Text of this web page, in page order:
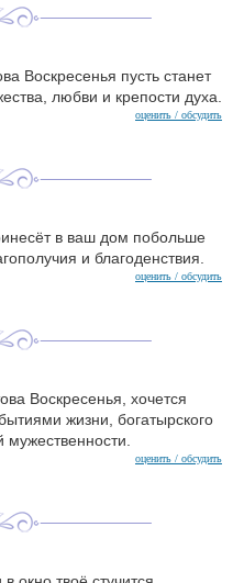
Воскресенья пусть станет
любви и крепости духа.
оценить / обсудить
в ваш дом побольше
и благоденствия.
оценить / обсудить
Воскресенья, хочется
жизни, богатырского
оценить / обсудить